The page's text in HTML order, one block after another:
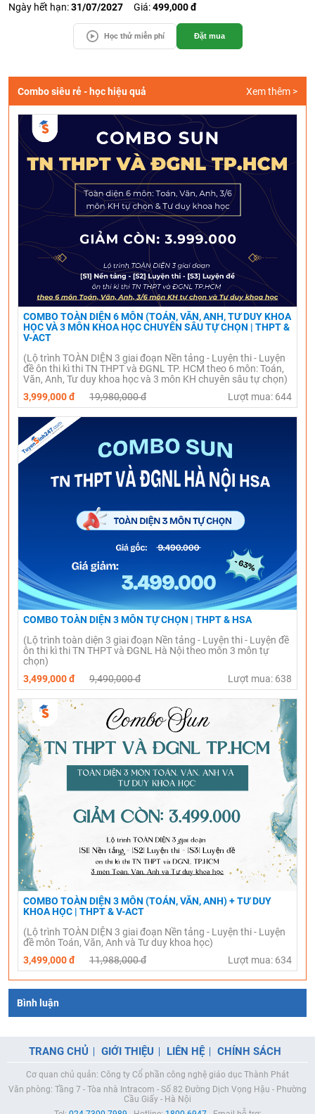
Ngày hết hạn:31/07/2027 Giá:499,000 đ
Học thử miễn phí Đặt mua
Combo siêu rẻ - học hiệu quả Xem thêm >
COMBO TOÀN DIỆN 6 MÔN (TOÁN, VĂN, ANH, TƯ DUY KHOA
HỌC VÀ 3 MÔN KHOA HỌC CHUYÊN SÂU TỰ CHỌN | THPT &
V-ACT
(Lộ trình TOÀN DIỆN 3 giai đoạn Nền tảng - Luyện thi - Luyện
đề ôn thi kì thi TN THPT và ĐGNL TP. HCM theo 6 môn: Toán,
Văn, Anh, Tư duy khoa học và 3 môn KH chuyên sâu tự chọn)
3,999,000 đ
19,980,000 đ Lượt mua: 644
COMBO TOÀN DIỆN 3 MÔN TỰ CHỌN | THPT & HSA
(Lộ trình toàn diện 3 giai đoạn Nền tảng - Luyện thi - Luyện đề
ôn thi kì thi TN THPT và ĐGNL Hà Nội theo môn 3 môn tự
chọn)
3,499,000 đ
9,490,000 đ Lượt mua: 638
COMBO TOÀN DIỆN 3 MÔN (TOÁN, VĂN, ANH) + TƯ DUY
KHOA HỌC | THPT & V-ACT
(Lộ trình TOÀN DIỆN 3 giai đoạn Nền tảng - Luyện thi - Luyện
đề môn Toán, Văn, Anh và Tư duy khoa học)
3,499,000 đ
11,988,000 đ Lượt mua: 634
Bình luận
TRANG CHỦ GIỚI THIỆU LIÊN HỆ CHÍNH SÁCH
Cơ quan chủ quản: Công ty Cổ phần công nghệ giáo dục Thành Phát
Văn phòng: Tầng 7 - Tòa nhà Intracom - Số 82 Đường Dịch Vọng Hậu - Phường
Cầu Giấy - Hà Nội